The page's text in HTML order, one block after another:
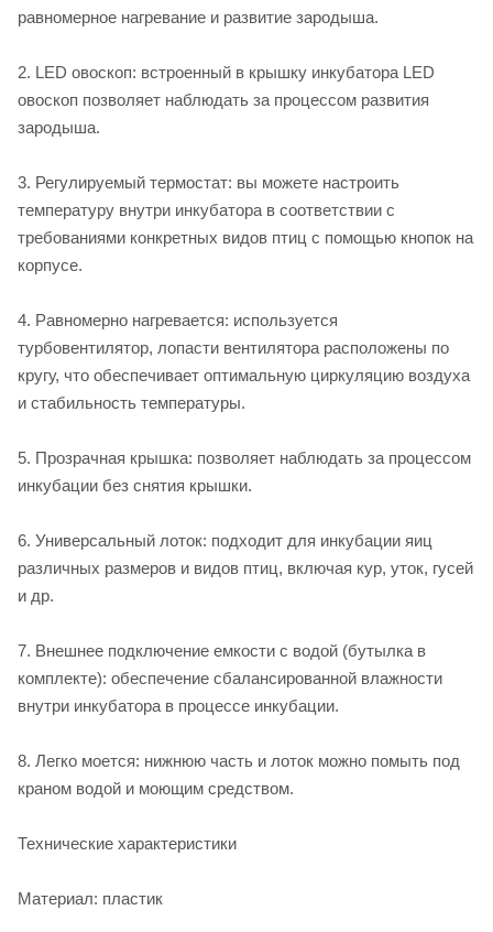
равномерное нагревание и развитие зародыша.
2. LED овоскоп: встроенный в крышку инкубатора LED
овоскоп позволяет наблюдать за процессом развития
зародыша.
3. Регулируемый термостат: вы можете настроить
температуру внутри инкубатора в соответствии с
требованиями конкретных видов птиц с помощью кнопок на
корпусе.
4. Равномерно нагревается: используется
турбовентилятор, лопасти вентилятора расположены по
кругу, что обеспечивает оптимальную циркуляцию воздуха
и стабильность температуры.
5. Прозрачная крышка: позволяет наблюдать за процессом
инкубации без снятия крышки.
6. Универсальный лоток: подходит для инкубации яиц
различных размеров и видов птиц, включая кур, уток, гусей
и др.
7. Внешнее подключение емкости с водой (бутылка в
комплекте): обеспечение сбалансированной влажности
внутри инкубатора в процессе инкубации.
8. Легко моется: нижнюю часть и лоток можно помыть под
краном водой и моющим средством.
Технические характеристики
Материал: пластик